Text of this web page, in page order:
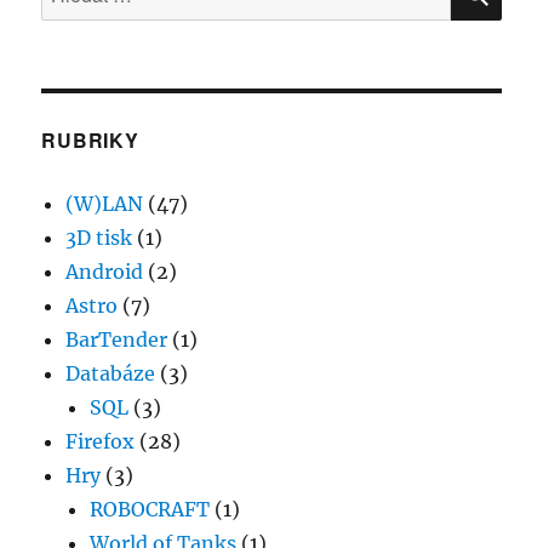
RUBRIKY
(W)LAN (47)
3D tisk (1)
Android (2)
Astro (7)
BarTender (1)
Databáze (3)
SQL (3)
Firefox (28)
Hry(3)
ROBOCRAFT (1)